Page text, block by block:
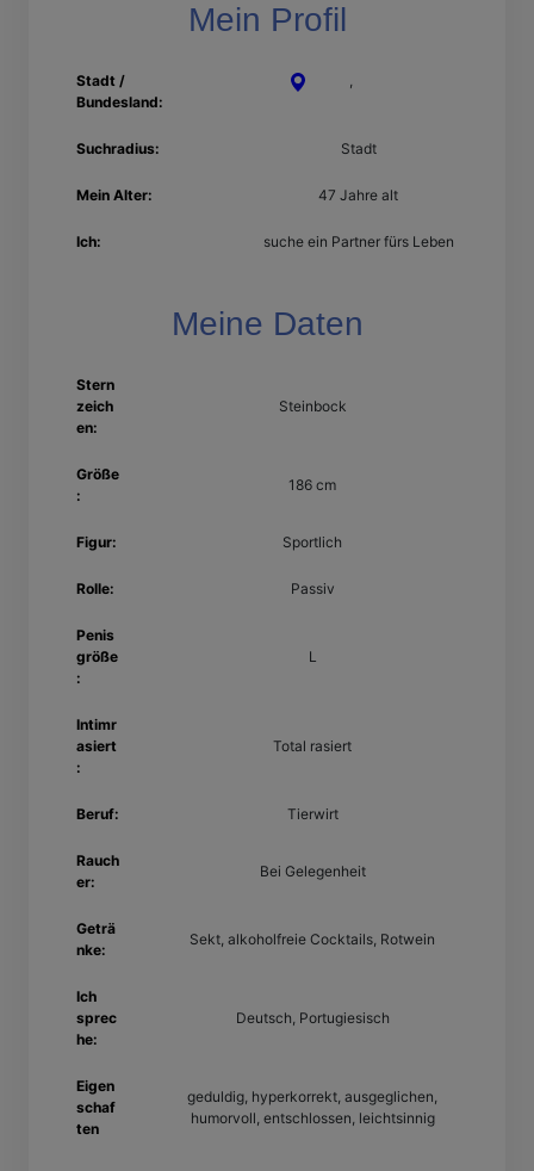
Mein Profil
Stadt /
Bundesland:
,
Suchradius: Stadt
Mein Alter: 47 Jahre alt
Ich: suche ein Partner fürs Leben
Meine Daten
Stern
zeich
en:
Steinbock
Größe
:
186 cm
Figur: Sportlich
Rolle: Passiv
Penis
größe
:
L
Intimr
asiert
:
Total rasiert
Beruf: Tierwirt
Rauch
er:
Bei Gelegenheit
Geträ
nke:
Sekt, alkoholfreie Cocktails, Rotwein
Ich
sprec
he:
Deutsch, Portugiesisch
Eigen
schaf
ten
geduldig, hyperkorrekt, ausgeglichen,
humorvoll, entschlossen, leichtsinnig